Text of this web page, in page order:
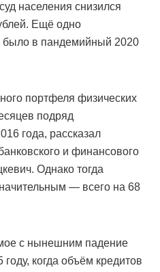
населения снизился
Ещё одно
было в пандемийный 2020
портфеля физических
подряд
года, рассказал
и финансового
Однако тогда
— всего на 68
с нынешним падение
когда объём кредитов